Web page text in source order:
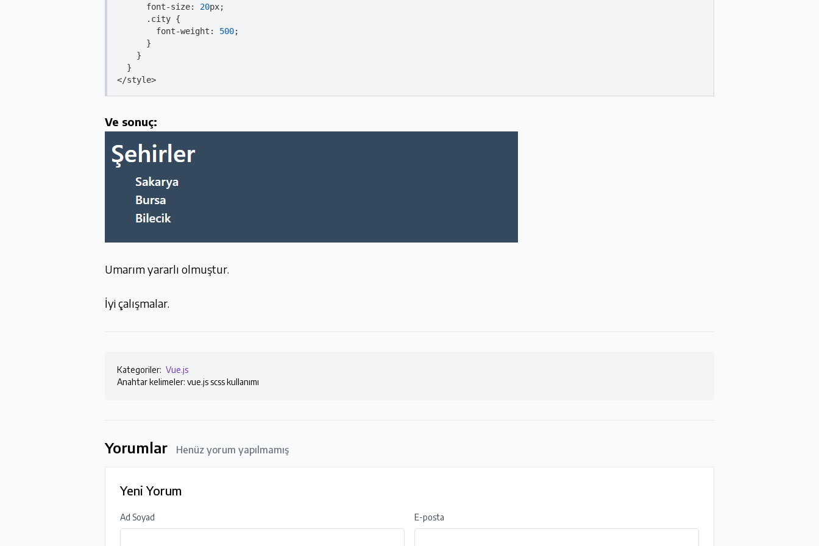
      font-size:
20px;
      .
city {
        font-weight:
500;
      }
    }
</style>
Ve sonuç:
Umarım yararlı olmuştur.
İyi çalışmalar.
Kategoriler: Vue.js
Anahtar kelimeler: vue.js scss kullanımı
Yorumlar Henüz yorum yapılmamış
Yeni Yorum
Ad Soyad E-posta